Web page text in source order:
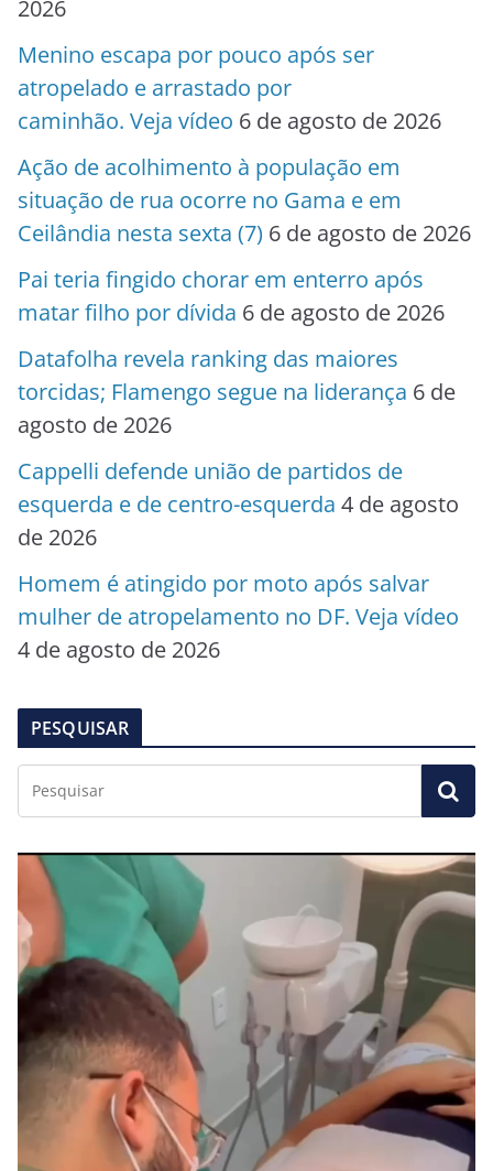
2026
Menino escapa por pouco após ser
atropelado e arrastado por
caminhão. Veja vídeo 6 de agosto de 2026
Ação de acolhimento à população em
situação de rua ocorre no Gama e em
Ceilândia nesta sexta (7) 6 de agosto de 2026
Pai teria fingido chorar em enterro após
matar filho por dívida 6 de agosto de 2026
Datafolha revela ranking das maiores
torcidas; Flamengo segue na liderança 6 de
agosto de 2026
Cappelli defende união de partidos de
esquerda e de centro-esquerda 4 de agosto
de 2026
Homem é atingido por moto após salvar
mulher de atropelamento no DF. Veja vídeo
4 de agosto de 2026
PESQUISAR